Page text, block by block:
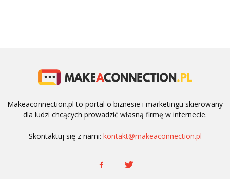
Makeaconnection.pl to portal o biznesie i marketingu skierowany
dla ludzi chcących prowadzić własną firmę w internecie.
Skontaktuj się z nami: kontakt@makeaconnection.pl